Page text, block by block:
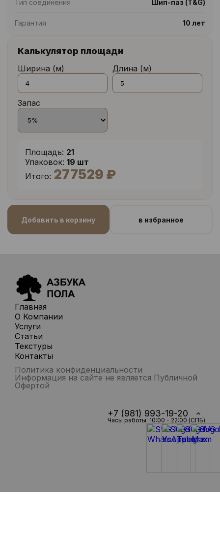
Тип соединения Шип-паз (T&G)
Гарантия 10 лет
Калькулятор площади
Ширина (м) Длина (м)
Запас
Площадь: 21
Упаковок: 19 шт
Итого: 277529 ₽
Добавить в корзину в избранное
Главная
О Компании
Услуги
Статьи
Текстуры
Контакты
Политика конфиденциальности
Информация на сайте не является Публичной
Офертой
+7 (981) 993-19-20
Часы работы: 10:00 - 22:00 (СПБ)